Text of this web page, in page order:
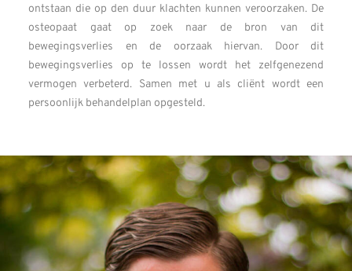
ontstaan die op den duur klachten kunnen veroorzaken. De
osteopaat gaat op zoek naar de bron van dit
bewegingsverlies en de oorzaak hiervan. Door dit
bewegingsverlies op te lossen wordt het zelfgenezend
vermogen verbeterd. Samen met u als cliënt wordt een
persoonlijk behandelplan opgesteld.